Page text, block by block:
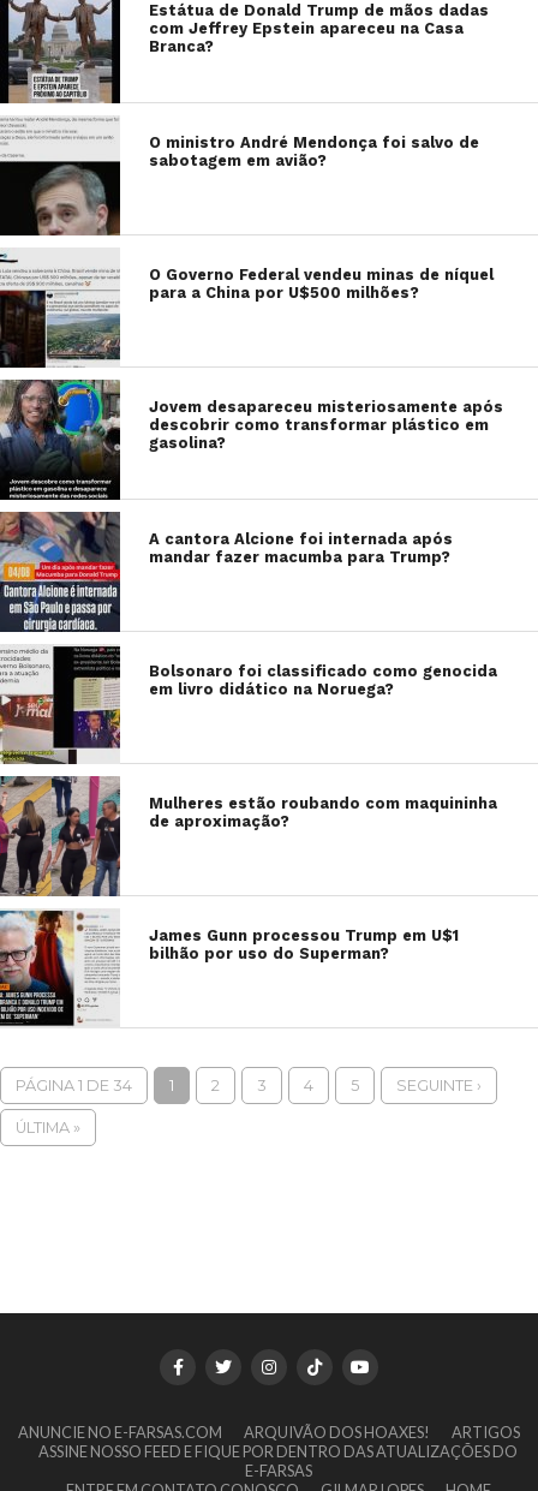
Estátua de Donald Trump de mãos dadas
com Jeffrey Epstein apareceu na Casa
Branca?
O ministro André Mendonça foi salvo de
sabotagem em avião?
O Governo Federal vendeu minas de níquel
para a China por U$500 milhões?
Jovem desapareceu misteriosamente após
descobrir como transformar plástico em
gasolina?
A cantora Alcione foi internada após
mandar fazer macumba para Trump?
Bolsonaro foi classificado como genocida
em livro didático na Noruega?
Mulheres estão roubando com maquininha
de aproximação?
James Gunn processou Trump em U$1
bilhão por uso do Superman?
PÁGINA 1 DE 34 1 2 3 4 5 SEGUINTE ›
ÚLTIMA »
ANUNCIE NO E-FARSAS.COM ARQUIVÃO DOS HOAXES!
ARTIGOS
ASSINE NOSSO FEED E FIQUE POR DENTRO DAS ATUALIZAÇÕES DO
E-FARSAS